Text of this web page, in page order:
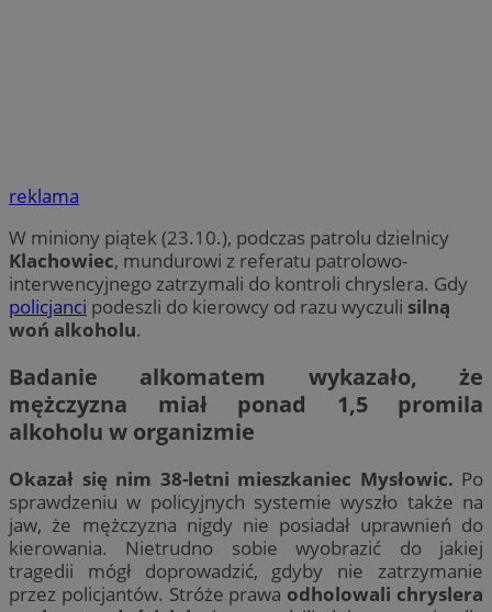
reklama
W miniony piątek (23.10.), podczas patrolu dzielnicy
Klachowiec, mundurowi z referatu patrolowo-
interwencyjnego zatrzymali do kontroli chryslera. Gdy
policjanci podeszli do kierowcy od razu wyczuli silną
woń alkoholu.
Badanie alkomatem wykazało, że
mężczyzna miał ponad 1,5 promila
alkoholu w organizmie
Okazał się nim 38-letni mieszkaniec Mysłowic. Po
sprawdzeniu w policyjnych systemie wyszło także na
jaw, że mężczyzna nigdy nie posiadał uprawnień do
kierowania. Nietrudno sobie wyobrazić do jakiej
tragedii mógł doprowadzić, gdyby nie zatrzymanie
przez policjantów. Stróże prawa odholowali chryslera